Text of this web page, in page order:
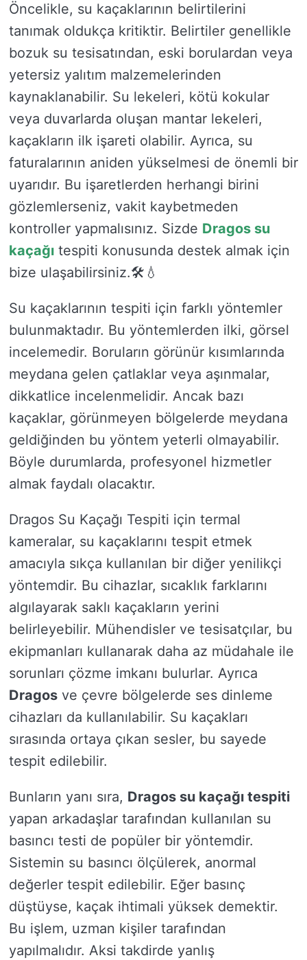
Öncelikle, su kaçaklarının belirtilerini
tanımak oldukça kritiktir. Belirtiler genellikle
bozuk su tesisatından, eski borulardan veya
yetersiz yalıtım malzemelerinden
kaynaklanabilir. Su lekeleri, kötü kokular
veya duvarlarda oluşan mantar lekeleri,
kaçakların ilk işareti olabilir. Ayrıca, su
faturalarının aniden yükselmesi de önemli bir
uyarıdır. Bu işaretlerden herhangi birini
gözlemlerseniz, vakit kaybetmeden
kontroller yapmalısınız. Sizde Dragos su
kaçağı tespiti konusunda destek almak için
bize ulaşabilirsiniz.🛠️💧
Su kaçaklarının tespiti için farklı yöntemler
bulunmaktadır. Bu yöntemlerden ilki, görsel
incelemedir. Boruların görünür kısımlarında
meydana gelen çatlaklar veya aşınmalar,
dikkatlice incelenmelidir. Ancak bazı
kaçaklar, görünmeyen bölgelerde meydana
geldiğinden bu yöntem yeterli olmayabilir.
Böyle durumlarda, profesyonel hizmetler
almak faydalı olacaktır.
Dragos Su Kaçağı Tespiti için termal
kameralar, su kaçaklarını tespit etmek
amacıyla sıkça kullanılan bir diğer yenilikçi
yöntemdir. Bu cihazlar, sıcaklık farklarını
algılayarak saklı kaçakların yerini
belirleyebilir. Mühendisler ve tesisatçılar, bu
ekipmanları kullanarak daha az müdahale ile
sorunları çözme imkanı bulurlar. Ayrıca
Dragos ve çevre bölgelerde ses dinleme
cihazları da kullanılabilir. Su kaçakları
sırasında ortaya çıkan sesler, bu sayede
tespit edilebilir.
Bunların yanı sıra, Dragos su kaçağı tespiti
yapan arkadaşlar tarafından kullanılan su
basıncı testi de popüler bir yöntemdir.
Sistemin su basıncı ölçülerek, anormal
değerler tespit edilebilir. Eğer basınç
düştüyse, kaçak ihtimali yüksek demektir.
Bu işlem, uzman kişiler tarafından
yapılmalıdır. Aksi takdirde yanlış